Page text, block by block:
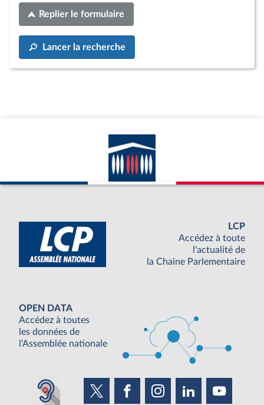
Replier le formulaire
Lancer la recherche
LCP
Accédez à toute
l'actualité de
la Chaine Parlementaire
OPEN DATA
Accédez à toutes
les données de
l'Assemblée nationale